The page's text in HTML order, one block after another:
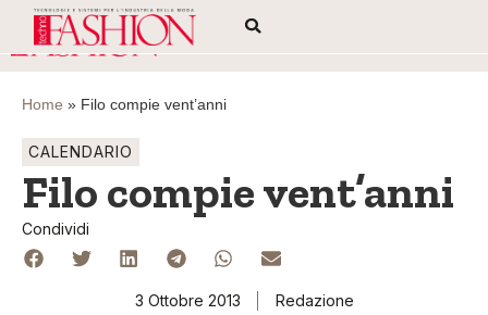
Home » Filo compie vent’anni
CALENDARIO
Filo compie vent’anni
Condividi
3 Ottobre 2013 Redazione